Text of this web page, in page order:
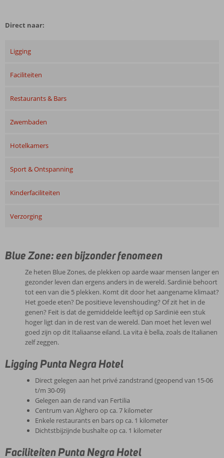
Direct naar:
Ligging
Faciliteiten
Restaurants & Bars
Zwembaden
Hotelkamers
Sport & Ontspanning
Kinderfaciliteiten
Verzorging
Blue Zone: een bijzonder fenomeen
Ze heten Blue Zones, de plekken op aarde waar mensen langer en
gezonder leven dan ergens anders in de wereld. Sardinië behoort
tot een van die 5 plekken. Komt dit door het aangename klimaat?
Het goede eten? De positieve levenshouding? Of zit het in de
genen? Feit is dat de gemiddelde leeftijd op Sardinië een stuk
hoger ligt dan in de rest van de wereld. Dan moet het leven wel
goed zijn op dit Italiaanse eiland. La vita è bella, zoals de Italianen
zelf zeggen.
Ligging Punta Negra Hotel
Direct gelegen aan het privé zandstrand (geopend van 15-06
t/m 30-09)
Gelegen aan de rand van Fertilia
Centrum van Alghero op ca. 7 kilometer
Enkele restaurants en bars op ca. 1 kilometer
Dichtstbijzijnde bushalte op ca. 1 kilometer
Faciliteiten Punta Negra Hotel